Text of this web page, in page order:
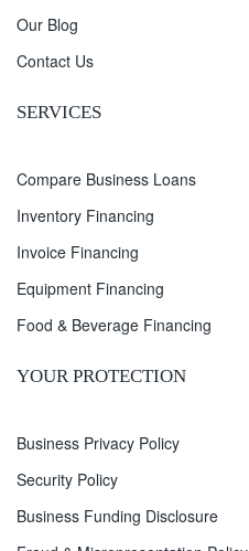
Our Blog
Contact Us
SERVICES
Compare Business Loans
Inventory Financing
Invoice Financing
Equipment Financing
Food & Beverage Financing
YOUR PROTECTION
Business Privacy Policy
Security Policy
Business Funding Disclosure